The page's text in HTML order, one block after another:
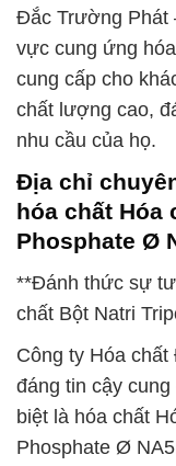
Đắc Trường Phát
vực cung ứng
cung cấp cho
chất lượng cao,
nhu cầu của họ.
Địa chỉ
hóa chất Hóa
Phosphate Ø
**Đánh thức sự
chất Bột Natri
Công ty Hóa
đáng tin cậy
biệt là hóa chất
Phosphate Ø